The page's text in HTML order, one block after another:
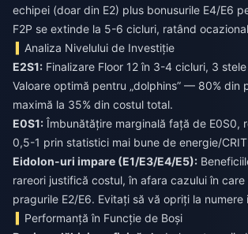
echipei (doar din E2) plus bonusurile E4/E6
F2P se extinde la 5-6 cicluri, ratând
Analiza Nivelului de Investiție
E2S1: Finalizare Floor 12 în 3-4 cicluri, 3
Valoare optimă pentru „dolphins” — 80% din
maximă la 35% din costul total.
E0S1: Îmbunătățire marginală față de E0S0,
0,5-1 prin statistici mai bune de energie/
Eidolon-uri impare (E1/E3/E4/E5):
rareori justifică costul, în afara cazului în care
pragurile E2/E6. Evitați să vă opriți la numere
Performanță în Funcție de Boși